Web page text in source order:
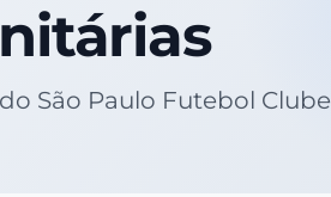
São Paulo Futebol Clube